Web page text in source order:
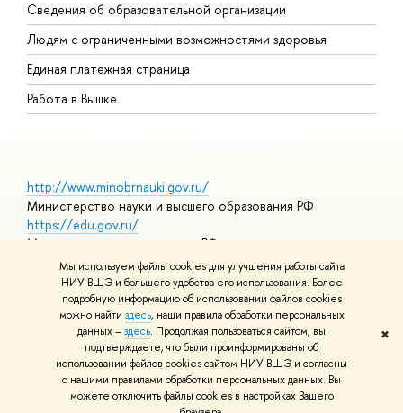
Мы используем файлы cookies для улучшения работы сайта
НИУ ВШЭ и большего удобства его использования. Более
подробную информацию об использовании файлов cookies
можно найти здесь, наши правила обработки персональных
данных –здесь. Продолжая пользоваться сайтом, вы
подтверждаете, что были проинформированы об
использовании файлов cookies сайтом НИУ ВШЭ и согласны
с нашими правилами обработки персональных данных. Вы
можете отключить файлы cookies в настройках Вашего
✖
Сведения об образовательной организации
Людям с ограниченными возможностями здоровья
Единая платежная страница
Работа в Вышке
http://www.minobrnauki.gov.ru/
Министерство науки и высшего образования РФ
https://edu.gov.ru/
Министерство просвещения РФ
https://elearning.hse.ru/mooc
Массовые открытые онлайн-курсы
© НИУ ВШЭ 1993–2026 Адреса и контактыУсловия
использования материалов Политика конфиденциальности
Шрифты HSE Sans и HSE Slab разработаны вШколе дизайна НИУ